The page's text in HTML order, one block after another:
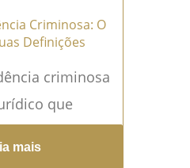
Criminosa: O
Definições
criminosa
que
e a
de um crime,
mais